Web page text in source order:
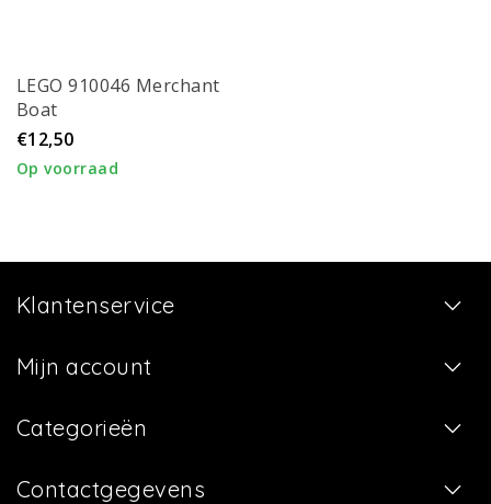
LEGO 910046 Merchant
Boat
€12,50
Op voorraad
Klantenservice
Mijn account
Categorieën
Contactgegevens